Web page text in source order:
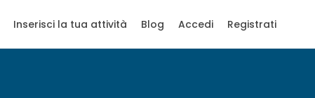
Inserisci la tua attività Blog Accedi Registrati